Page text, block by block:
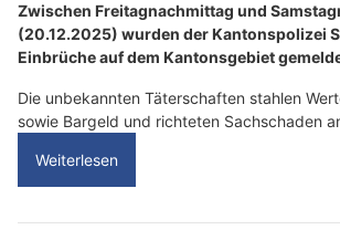
Zwischen Freitagnachmittag und
(20.12.2025) wurden der Kantonspolizei
Einbrüche auf dem Kantonsgebiet
Die unbekannten Täterschaften stahlen
sowie Bargeld und richteten Sachschaden
Weiterlesen